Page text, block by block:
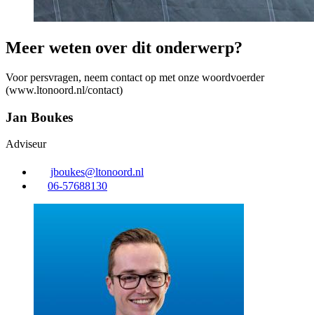
Meer weten over dit onderwerp?
Voor persvragen, neem contact op met onze woordvoerder
(www.ltonoord.nl/contact)
Jan Boukes
Adviseur
jboukes@ltonoord.nl
06-57688130